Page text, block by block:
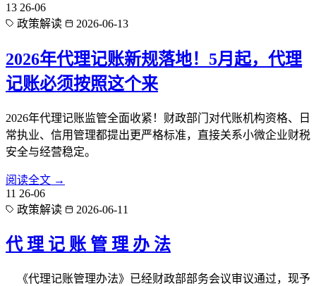
13 26-06
政策解读
2026-06-13
2026年代理记账新规落地！5月起，代理
记账必须按照这个来
2026年代理记账监管全面收紧！财政部门对代账机构资格、日
常执业、信用管理都提出更严格标准，直接关系小微企业财税
安全与经营稳定。
阅读全文 →
11 26-06
政策解读
2026-06-11
代 理 记 账 管 理 办 法
《代理记账管理办法》已经财政部部务会议审议通过，现予